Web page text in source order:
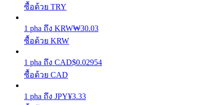
Launchpool
การเซ้งแบบยืดหยุ่นเพื่อรับโทเคนยอดนิยม
ซื้อด้วย TRY
1 pha ถึง KRW₩30.03
ซื้อด้วย KRW
1 pha ถึง CAD$0.02954
ซื้อด้วย CAD
1 pha ถึง JPY¥3.33